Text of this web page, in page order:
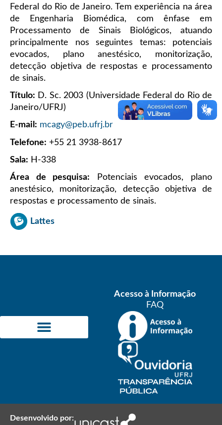
Federal do Rio de Janeiro. Tem experiência na área
de Engenharia Biomédica, com ênfase em
Processamento de Sinais Biológicos, atuando
principalmente nos seguintes temas: potenciais
evocados, plano anestésico, monitorização,
detecção objetiva de respostas e processamento
de sinais.
Título: D. Sc. 2003 (Universidade Federal do Rio de
Janeiro/UFRJ)
E-mail: mcagy@peb.ufrj.br
Telefone: +55 21 3938-8617
Sala: H-338
Área de pesquisa: Potenciais evocados, plano
anestésico, monitorização, detecção objetiva de
respostas e processamento de sinais.
Lattes
Acesso à Informação
FAQ
Desenvolvido por: